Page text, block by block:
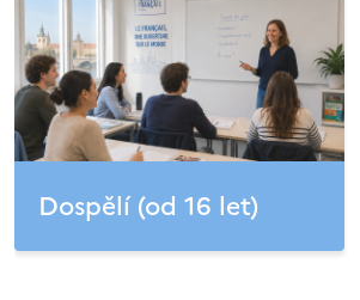
Dospělí (od 16 let)